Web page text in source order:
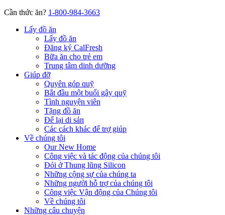
Cần thức ăn? 1-800-984-3663
Lấy đồ ăn
Lấy đồ ăn
Đăng ký CalFresh
Bữa ăn cho trẻ em
Trung tâm dinh dưỡng
Giúp đỡ
Quyên góp quỹ
Bắt đầu một buổi gây quỹ
Tình nguyện viên
Tặng đồ ăn
Để lại di sản
Các cách khác để trợ giúp
Về chúng tôi
Our New Home
Công việc và tác động của chúng tôi
Đói ở Thung lũng Silicon
Những cộng sự của chúng ta
Những người hỗ trợ của chúng tôi
Công việc Vận động của Chúng tôi
Về chúng tôi
Những câu chuyện